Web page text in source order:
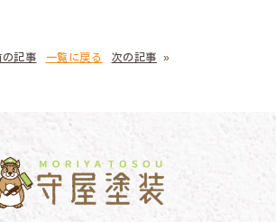
の記事 一覧に戻る 次の記事 »